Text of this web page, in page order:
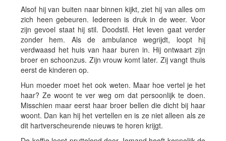
Alsof hij van buiten naar binnen kijkt, ziet hij van alles om
zich heen gebeuren. Iedereen is druk in de weer. Voor
zijn gevoel staat hij stil. Doodstil. Het leven gaat verder
zonder hem. Als de ambulance wegrijdt, loopt hij
verdwaasd het huis van haar buren in. Hij ontwaart zijn
broer en schoonzus. Zijn vrouw komt later. Zij vangt thuis
eerst de kinderen op.
Hun moeder moet het ook weten. Maar hoe vertel je het
haar? Ze woont te ver weg om dat persoonlijk te doen.
Misschien maar eerst haar broer bellen die dicht bij haar
woont. Dan kan hij het vertellen en is ze niet alleen als ze
dit hartverscheurende nieuws te horen krijgt.